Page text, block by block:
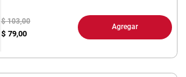
$ 79,00
$ 103,00
Agregar